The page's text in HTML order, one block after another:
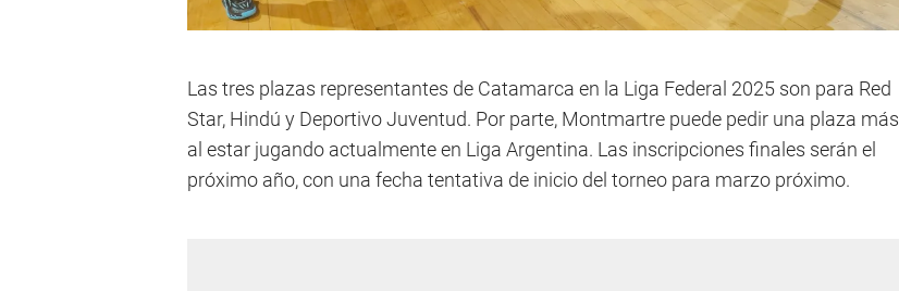
Las tres plazas representantes de Catamarca en la Liga Federal 2025 son para Red
Star, Hindú y Deportivo Juventud. Por parte, Montmartre puede pedir una plaza más
al estar jugando actualmente en Liga Argentina. Las inscripciones finales serán el
próximo año, con una fecha tentativa de inicio del torneo para marzo próximo.